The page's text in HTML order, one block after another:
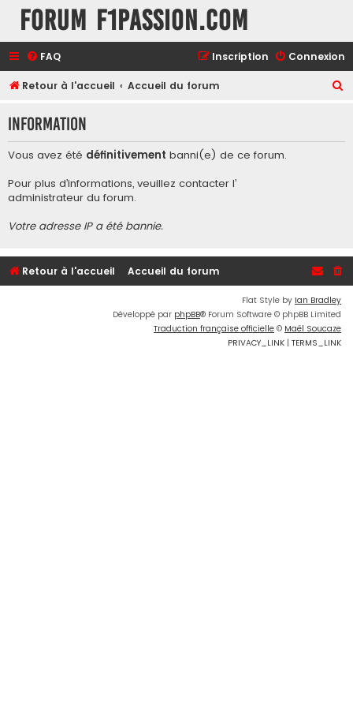
Forum F1Passion.com
FAQ Connexion
Inscription
Retour à l'accueil Accueil du forum
h
Information
Vous avez été définitivement banni(e) de ce forum.
Pour plus d’informations, veuillez contacter l’
administrateur du forum.
Votre adresse IP a été bannie.
Retour à l'accueil Accueil du forum
Flat Style by Ian Bradley
Développé par phpBB® Forum Software © phpBB Limited
Traduction française officielle © Maël Soucaze
PRIVACY_LINK | TERMS_LINK